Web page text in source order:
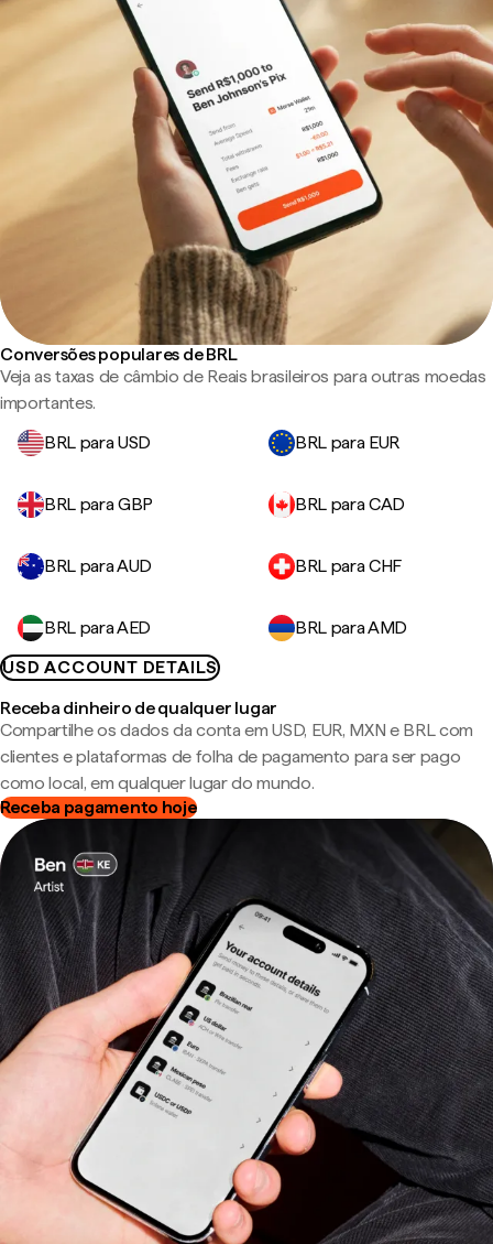
Conversões populares de BRL
Veja as taxas de câmbio de Reais brasileiros para outras moedas
importantes.
BRL para USD
BRL para EUR
BRL para GBP BRL para CAD
BRL para AUD BRL para CHF
BRL para AED
BRL para AMD
USD ACCOUNT DETAILS
Receba dinheiro de qualquer lugar
Compartilhe os dados da conta em USD, EUR, MXN e BRL com
clientes e plataformas de folha de pagamento para ser pago
como local, em qualquer lugar do mundo.
Receba pagamento hoje